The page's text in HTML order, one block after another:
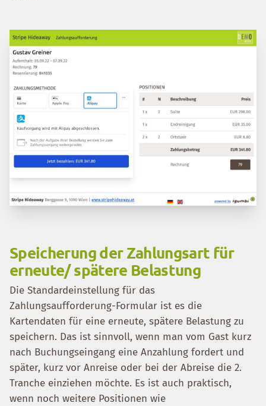
Speicherung der Zahlungsart für
erneute/ spätere Belastung
Die Standardeinstellung für das
Zahlungsaufforderung-Formular ist es die
Kartendaten für eine erneute, spätere Belastung zu
speichern. Das ist sinnvoll, wenn man vom Gast kurz
nach Buchungseingang eine Anzahlung fordert und
später, kurz vor Anreise oder bei der Abreise die 2.
Tranche einziehen möchte. Es ist auch praktisch,
wenn noch weitere Positionen wie